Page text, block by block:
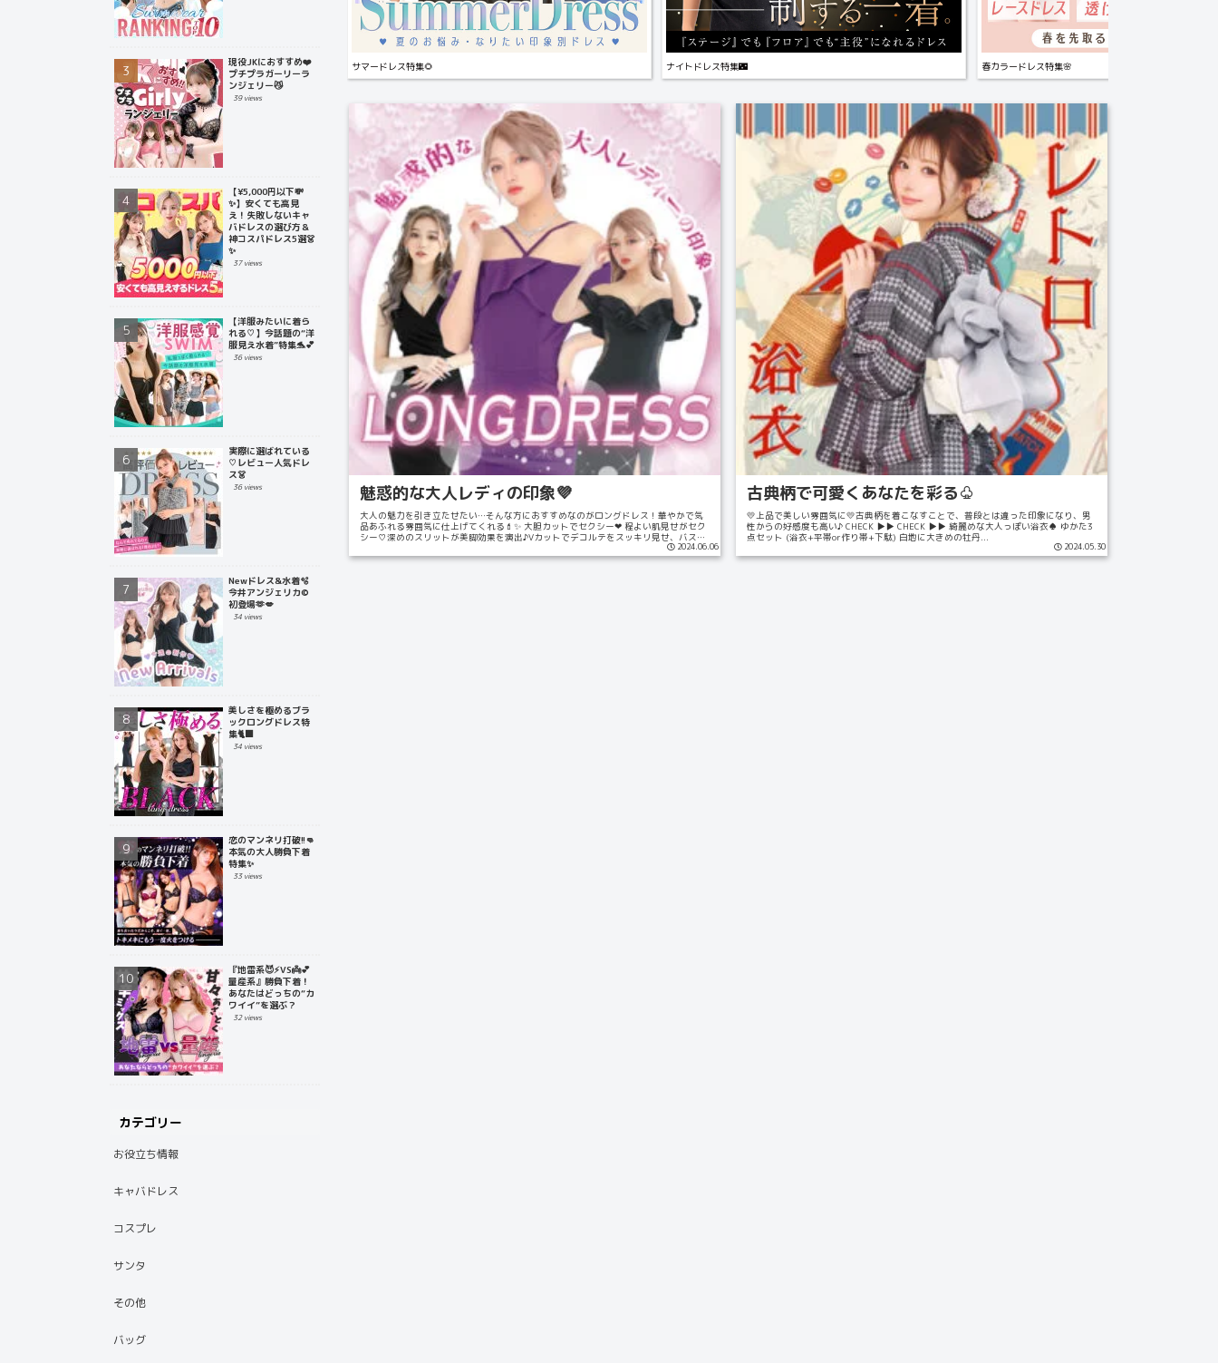
サマードレス特集🌻 ナイトドレス特集🌃 春カラードレス特集🌸
魅惑的な大人レディの印象💜
大人の魅力を引き立たせたい…そんな方におすすめなのがロングドレス！華やかで気
品あふれる雰囲気に仕上げてくれる💄✨ 大胆カットでセクシー❤︎ 程よい肌見せがセク
シー♡深めのスリットが美脚効果を演出♪Vカットでデコルテをスッキリ見せ、バスト
2024.06.06
古典柄で可愛くあなたを彩る♧
💛上品で美しい雰囲気に💛古典柄を着こなすことで、普段とは違った印象になり、男
性からの好感度も高い♪ CHECK ▶︎▶︎ CHECK ▶︎▶︎ 綺麗めな大人っぽい浴衣♠️ ゆかた3
点セット (浴衣+平帯or作り帯+下駄) 白地に大きめの牡丹...
2024.05.30
現役JKにおすすめ❤️
プチプラガーリーラ
ンジェリー😼
39 views
【¥5,000円以下💸
✨】安くても高見
え！失敗しないキャ
バドレスの選び方＆
神コスパドレス5選👗
✨
37 views
【洋服みたいに着ら
れる♡】今話題の“洋
服見え水着”特集🐬💕
36 views
実際に選ばれている
♡レビュー人気ドレ
ス👗
36 views
Newドレス&水着🫧
今井アンジェリカ©
初登場🫶💋
34 views
美しさを極めるブラ
ックロングドレス特
集🐈‍⬛
34 views
恋のマンネリ打破!!👊
本気の大人勝負下着
特集✨
33 views
『地雷系😈⚡️VS👼💕
量産系』勝負下着！
あなたはどっちの“カ
ワイイ”を選ぶ？
32 views
カテゴリー
お役立ち情報
キャバドレス
コスプレ
サンタ
その他
バッグ